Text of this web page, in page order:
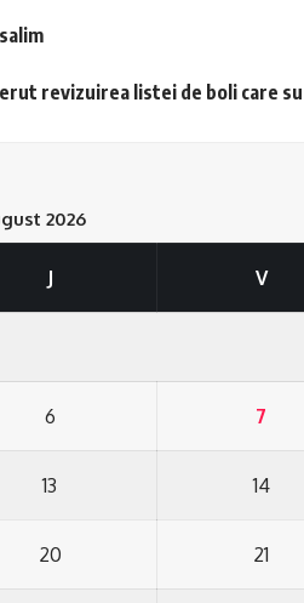
revizuirea listei de boli care
2026
J V
6 7
13 14
20 21